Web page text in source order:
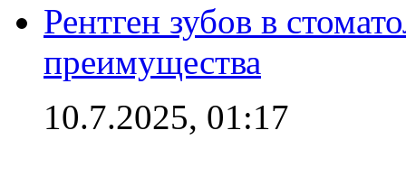
Рентген зубов в
преимущества
10.7.2025, 01:17